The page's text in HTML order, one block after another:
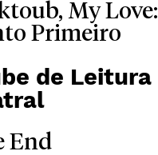
My Love:
Primeiro
de Leitura
End